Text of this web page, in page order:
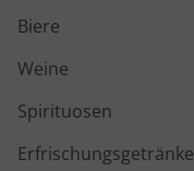
Biere
Weine
Spirituosen
Erfrischungsgetränke